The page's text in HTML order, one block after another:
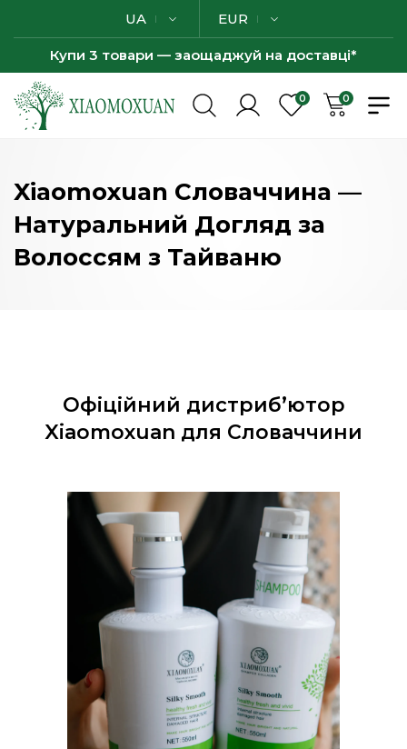
UA EUR
Купи 3 товари — заощаджуй на доставці*
0 0
Xiaomoxuan Словаччина —
Натуральний Догляд за
Волоссям з Тайваню
Офіційний дистриб’ютор
Xiaomoxuan для Словаччини